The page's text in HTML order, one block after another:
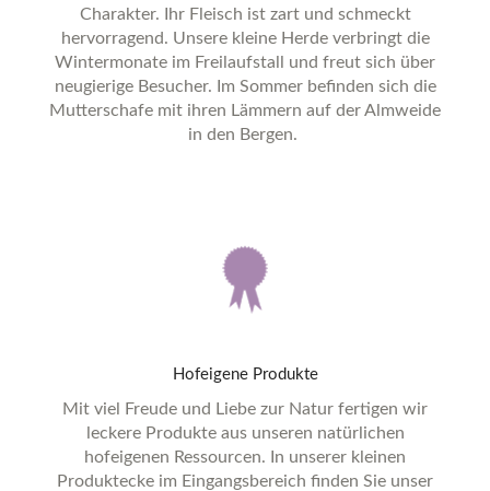
Charakter. Ihr Fleisch ist zart und schmeckt
hervorragend. Unsere kleine Herde verbringt die
Wintermonate im Freilaufstall und freut sich über
neugierige Besucher. Im Sommer befinden sich die
Mutterschafe mit ihren Lämmern auf der Almweide
in den Bergen.
Hofeigene Produkte
Mit viel Freude und Liebe zur Natur fertigen wir
leckere Produkte aus unseren natürlichen
hofeigenen Ressourcen. In unserer kleinen
Produktecke im Eingangsbereich finden Sie unser